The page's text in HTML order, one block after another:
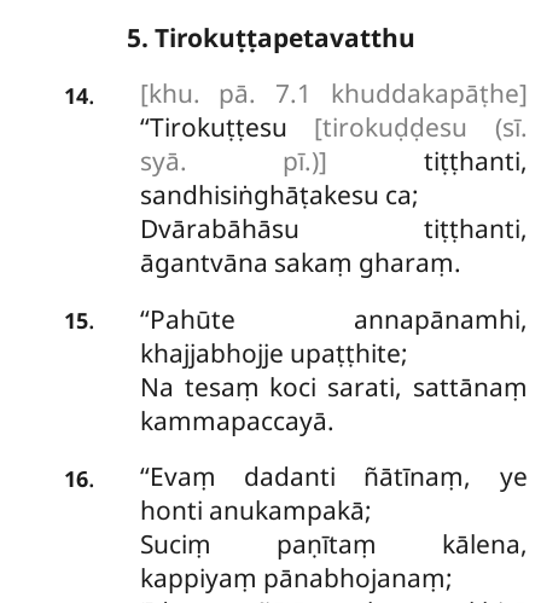
5. Tirokuṭṭapetavatthu
14.
[khu. pā. 7.1 khuddakapāṭhe]
‘‘Tirokuṭṭesu [tirokuḍḍesu (sī.
syā. pī.)] tiṭṭhanti,
sandhisiṅghāṭakesu ca;
Dvārabāhāsu tiṭṭhanti,
āgantvāna sakaṃ gharaṃ.
15.
‘‘Pahūte annapānamhi,
khajjabhojje upaṭṭhite;
Na tesaṃ koci sarati, sattānaṃ
kammapaccayā.
16. ‘‘Evaṃ dadanti ñātīnaṃ, ye
honti anukampakā;
Suciṃ paṇītaṃ kālena,
kappiyaṃ pānabhojanaṃ;